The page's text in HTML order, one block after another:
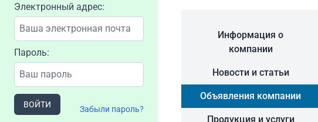
Электронный адрес:
Пароль:
ВОЙТИ Забыли пароль?
Информация о
компании
Новости и статьи
Объявления компании
Продукция и услуги